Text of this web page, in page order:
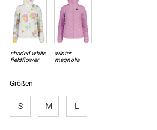
Größen
S M L
shaded white
fieldflower
winter
magnolia